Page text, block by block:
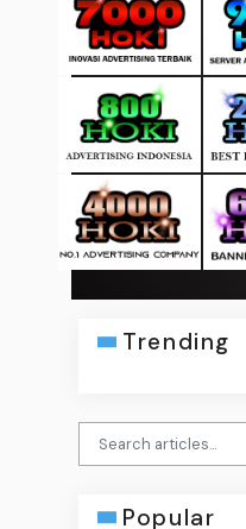
Trending
Popular